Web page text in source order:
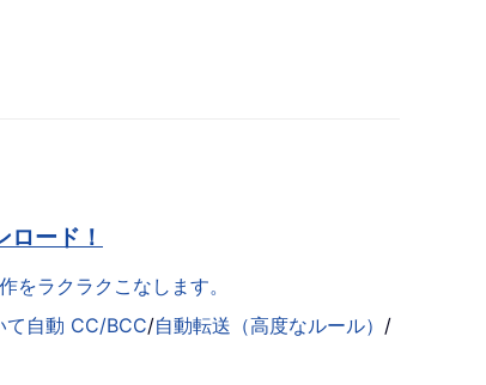
ロード！
ラクラクこなします。
て自動 CC/BCC/自動転送（高度なルール） /